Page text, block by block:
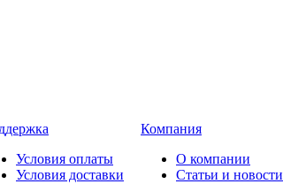
Условия оплаты
Условия доставки
Компания
О компании
Статьи и новости